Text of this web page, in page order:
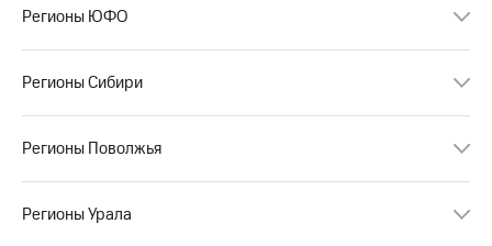
секретарь
информации
Информация
акционерам
Документы
"МТС"
Собрания
Личный
Регионы ЮФО
Регионы Сибири
Регионы Поволжья
Регионы Урала